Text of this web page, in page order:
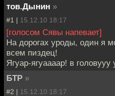
тов.Дынин »
#1 | 15.12.10 18:17
[голосом Сявы напевает]
На дорогах уроды, один я
всем пиздец!
Ягуар-ягуаааар! в головууу
БТР »
#2 | 15.12.10 18:17